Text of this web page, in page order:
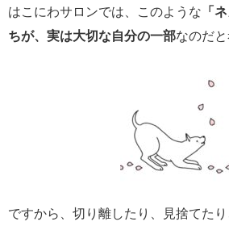
はこにわサロンでは、このような 「
ちが、実は大切な自分の一部なのだと
ですから、切り離したり、見捨てた